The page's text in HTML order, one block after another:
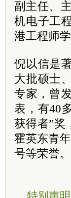
副主任、
机电子工
港工程师
倪以信是
大批硕士
专家，曾
表，有40
获得者”奖
霍英东青
号等荣誉。